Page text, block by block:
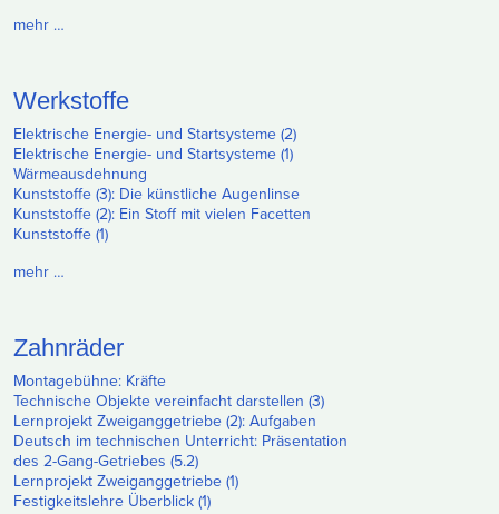
mehr …
Werkstoffe
Elektrische Energie- und Startsysteme (2)
Elektrische Energie- und Startsysteme (1)
Wärmeausdehnung
Kunststoffe (3): Die künstliche Augenlinse
Kunststoffe (2): Ein Stoff mit vielen Facetten
Kunststoffe (1)
mehr …
Zahnräder
Montagebühne: Kräfte
Technische Objekte vereinfacht darstellen (3)
Lernprojekt Zweiganggetriebe (2): Aufgaben
Deutsch im technischen Unterricht: Präsentation
des 2-Gang-Getriebes (5.2)
Lernprojekt Zweiganggetriebe (1)
Festigkeitslehre Überblick (1)